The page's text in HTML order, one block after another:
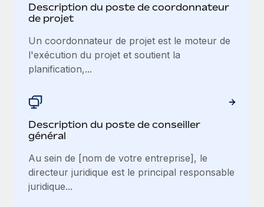
Description du poste de coordonnateur
de projet
Un coordonnateur de projet est le moteur de
l'exécution du projet et soutient la
planification,...
Description du poste de conseiller
général
Au sein de [nom de votre entreprise], le
directeur juridique est le principal responsable
juridique...